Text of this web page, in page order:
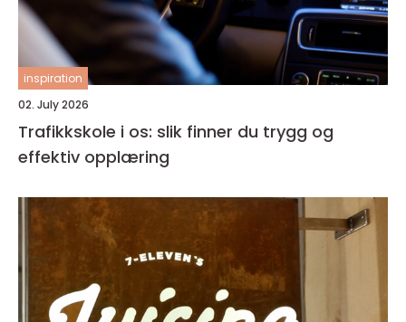
inspiration
02. July 2026
Trafikkskole i os: slik finner du trygg og
effektiv opplæring